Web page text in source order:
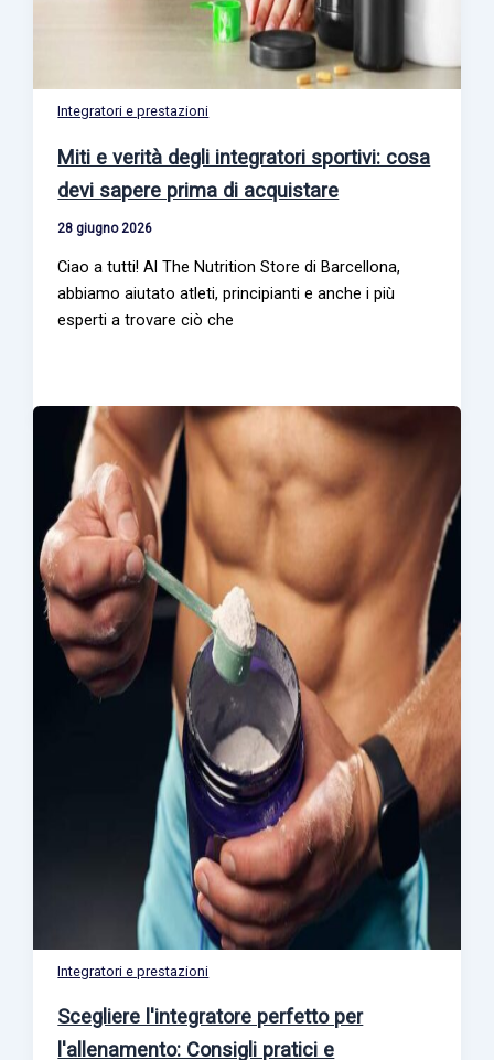
Integratori e prestazioni
Miti e verità degli integratori sportivi: cosa
devi sapere prima di acquistare
28 giugno 2026
Ciao a tutti! Al The Nutrition Store di Barcellona,
abbiamo aiutato atleti, principianti e anche i più
esperti a trovare ciò che
Integratori e prestazioni
Scegliere l'integratore perfetto per
l'allenamento: Consigli pratici e